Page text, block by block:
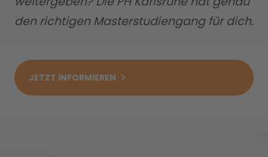
den richtigen Masterstudiengang für dich.
JETZT INFORMIEREN